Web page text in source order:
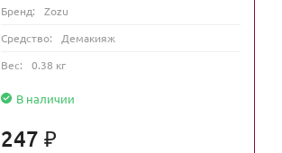
Бренд:
Zozu
Средство:
Демакияж
Вес:
0.38 кг
В наличии
247 ₽